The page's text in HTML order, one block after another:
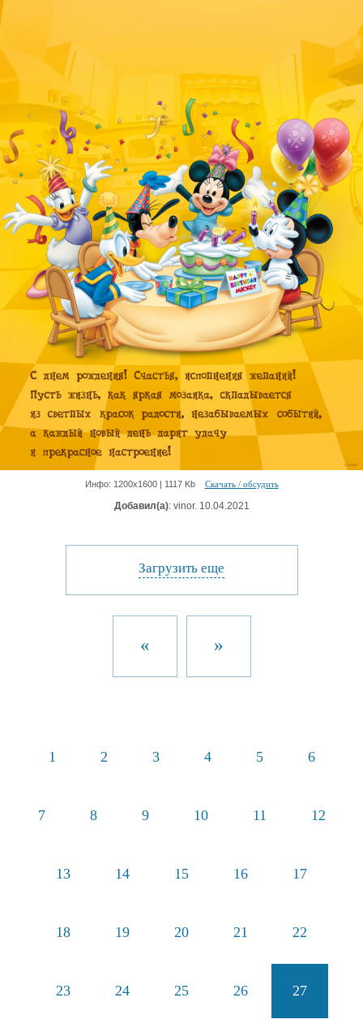
Инфо: 1200х1600 | 1117 Kb Скачать / обсудить
Добавил(а): vinor. 10.04.2021
Загрузить еще
« »
1 2 3 4 5 6
7 8 9 10 11 12
13 14 15 16 17
18 19 20 21 22
23 24 25 26 27